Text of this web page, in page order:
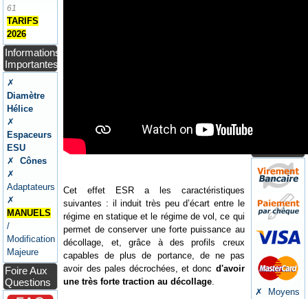
61
TARIFS
2026
Informations
Importantes
✗
Diamètre
Hélice
✗
Espaceurs
ESU
✗
Cônes
✗
Adaptateurs
✗
MANUELS
/
Modification
Majeure
Foire Aux
Questions
Cet effet ESR a les caractéristiques
suivantes : il induit très peu d’écart entre le
régime en statique et le régime de vol, ce qui
permet de conserver une forte puissance au
décollage, et, grâce à des profils creux
capables de plus de portance, de ne pas
avoir des pales décrochées, et donc d'avoir
une très forte traction au décollage
Expéditions
✗ Moyens